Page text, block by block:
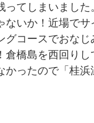
ってしまいました
ないか！近場で
グコースでおな
倉橋島を西回り
かったので「桂